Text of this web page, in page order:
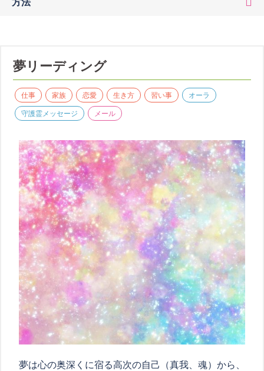
夢リーディング
仕事 家族 恋愛 生き方 習い事 オーラ
守護霊メッセージ メール
夢は心の奥深くに宿る高次の自己（真我、魂）から、